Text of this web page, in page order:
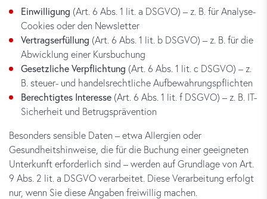
Einwilligung (Art. 6 Abs. 1 lit. a DSGVO) – z. B. für Analyse-
Cookies oder den Newsletter
Vertragserfüllung (Art. 6 Abs. 1 lit. b DSGVO) – z. B. für die
Abwicklung einer Kursbuchung
Gesetzliche Verpflichtung (Art. 6 Abs. 1 lit. c DSGVO) – z.
B. steuer- und handelsrechtliche Aufbewahrungspflichten
Berechtigtes Interesse (Art. 6 Abs. 1 lit. f DSGVO) – z. B. IT-
Sicherheit und Betrugsprävention
Besonders sensible Daten – etwa Allergien oder
Gesundheitshinweise, die für die Buchung einer geeigneten
Unterkunft erforderlich sind – werden auf Grundlage von Art.
9 Abs. 2 lit. a DSGVO verarbeitet. Diese Verarbeitung erfolgt
nur, wenn Sie diese Angaben freiwillig machen.